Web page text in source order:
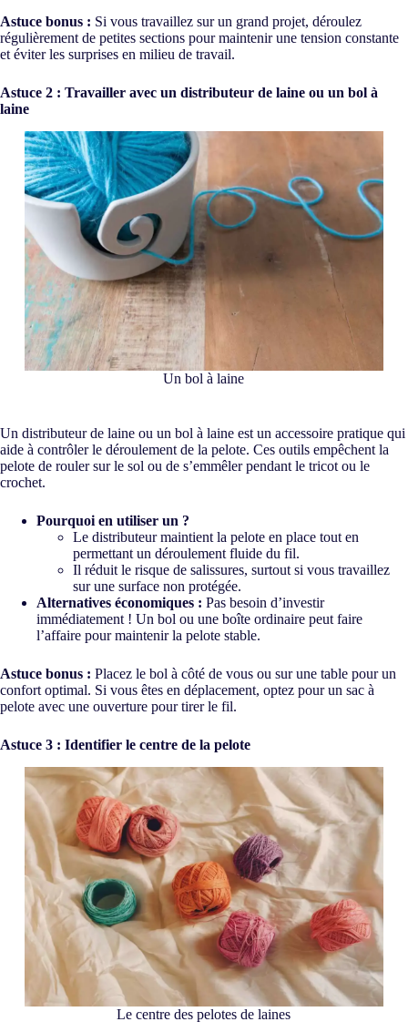
Astuce bonus : Si vous travaillez sur un grand projet, déroulez
régulièrement de petites sections pour maintenir une tension constante
et éviter les surprises en milieu de travail.
Astuce 2 : Travailler avec un distributeur de laine ou un bol à
laine
Un bol à laine
Un distributeur de laine ou un bol à laine est un accessoire pratique qui
aide à contrôler le déroulement de la pelote. Ces outils empêchent la
pelote de rouler sur le sol ou de s’emmêler pendant le tricot ou le
crochet.
Pourquoi en utiliser un ?
Le distributeur maintient la pelote en place tout en
permettant un déroulement fluide du fil.
Il réduit le risque de salissures, surtout si vous travaillez
sur une surface non protégée.
Alternatives économiques : Pas besoin d’investir
immédiatement ! Un bol ou une boîte ordinaire peut faire
l’affaire pour maintenir la pelote stable.
Astuce bonus : Placez le bol à côté de vous ou sur une table pour un
confort optimal. Si vous êtes en déplacement, optez pour un sac à
pelote avec une ouverture pour tirer le fil.
Astuce 3 : Identifier le centre de la pelote
Le centre des pelotes de laines